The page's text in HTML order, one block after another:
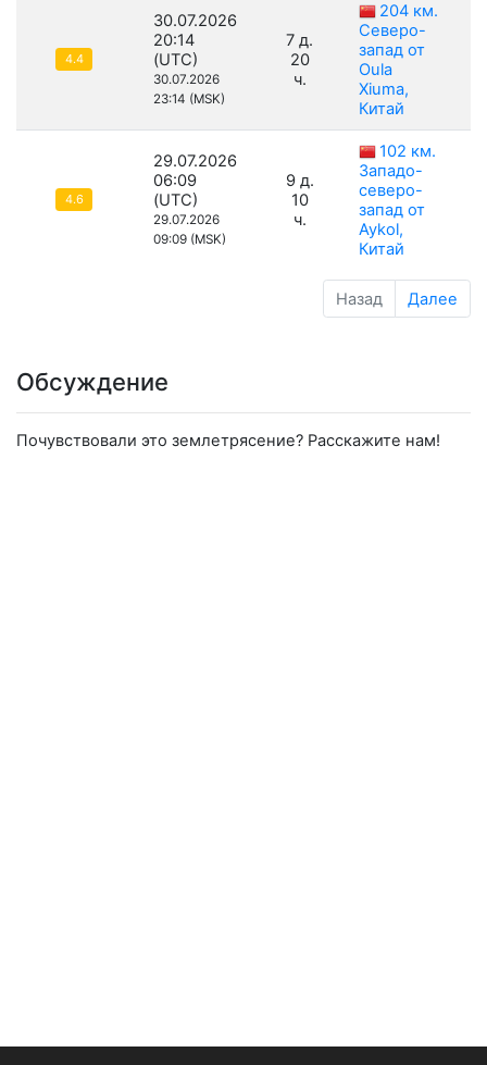
4.4
30.07.2026
20:14
(UTC)
30.07.2026
23:14 (MSK)
7 д.
20
ч.
204 км.
Северо-
запад от
Oula
Xiuma,
Китай
4.6
29.07.2026
06:09
(UTC)
29.07.2026
09:09 (MSK)
9 д.
10
ч.
102 км.
Западо-
северо-
запад от
Aykol,
Китай
Назад Далее
Обсуждение
Почувствовали это землетрясение? Расскажите нам!